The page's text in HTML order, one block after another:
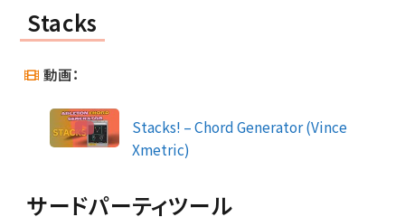
Stacks
動画：
Stacks! – Chord Generator (Vince
Xmetric)
サードパーティツール